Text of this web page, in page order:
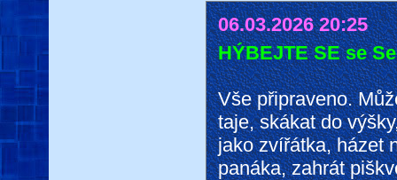
06.03.2026 20:25
HÝBEJTE SE se
Vše připraveno.
taje, skákat do
jako zvířátka, házet
panáka, zahrát